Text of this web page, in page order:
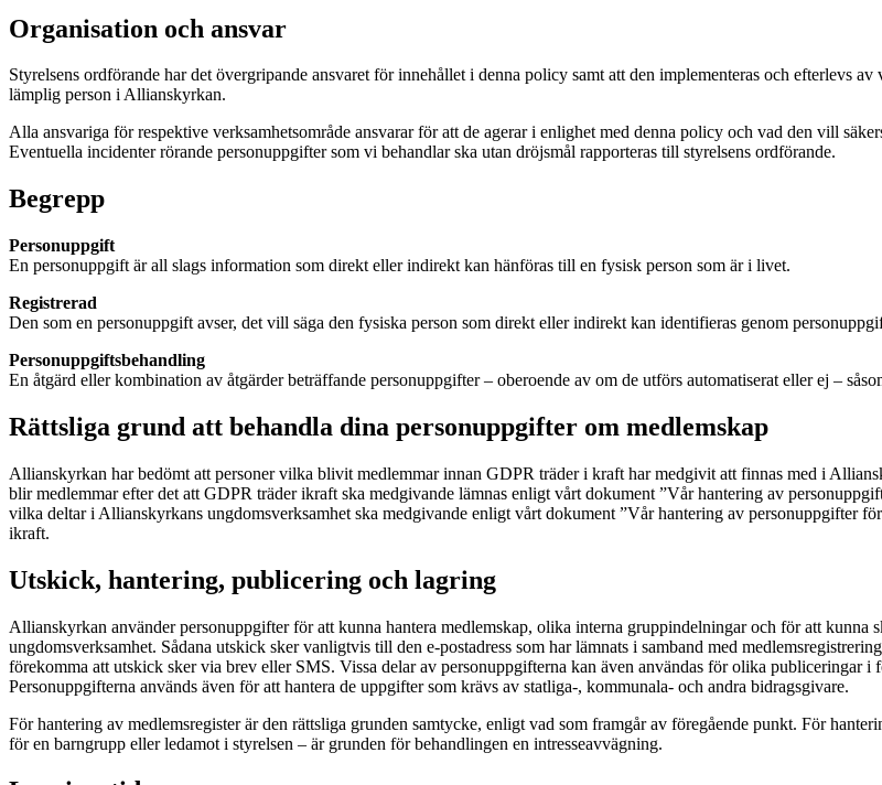
Organisation och ansvar
Styrelsens ordförande har det övergripande ansvaret för innehållet i denna policy samt att den implementeras och efterlevs
lämplig person i Allianskyrkan.
Alla ansvariga för respektive verksamhetsområde ansvarar för att de agerar i enlighet med denna policy och vad den vill
Eventuella incidenter rörande personuppgifter som vi behandlar ska utan dröjsmål rapporteras till styrelsens ordförande.
Begrepp
Personuppgift
En personuppgift är all slags information som direkt eller indirekt kan hänföras till en fysisk person som är i livet.
Registrerad
Den som en personuppgift avser, det vill säga den fysiska person som direkt eller indirekt kan identifieras genom
Personuppgiftsbehandling
En åtgärd eller kombination av åtgärder beträffande personuppgifter – oberoende av om de utförs automatiserat eller ej –
Rättsliga grund att behandla dina personuppgifter om medlemskap
Allianskyrkan har bedömt att personer vilka blivit medlemmar innan GDPR träder i kraft har medgivit att finnas med i
blir medlemmar efter det att GDPR träder ikraft ska medgivande lämnas enligt vårt dokument ”Vår hantering av
vilka deltar i Allianskyrkans ungdomsverksamhet ska medgivande enligt vårt dokument ”Vår hantering av personuppgifter
ikraft.
Utskick, hantering, publicering och lagring
Allianskyrkan använder personuppgifter för att kunna hantera medlemskap, olika interna gruppindelningar och för att
ungdomsverksamhet. Sådana utskick sker vanligtvis till den e-postadress som har lämnats i samband med
förekomma att utskick sker via brev eller SMS. Vissa delar av personuppgifterna kan även användas för olika publiceringar i
Personuppgifterna används även för att hantera de uppgifter som krävs av statliga-, kommunala- och andra bidragsgivare.
För hantering av medlemsregister är den rättsliga grunden samtycke, enligt vad som framgår av föregående punkt. För
för en barngrupp eller ledamot i styrelsen – är grunden för behandlingen en intresseavvägning.